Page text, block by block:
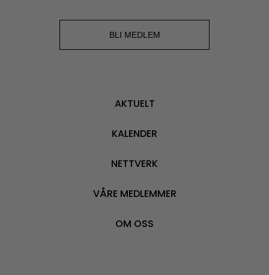
BLI MEDLEM
AKTUELT
KALENDER
NETTVERK
VÅRE MEDLEMMER
OM OSS